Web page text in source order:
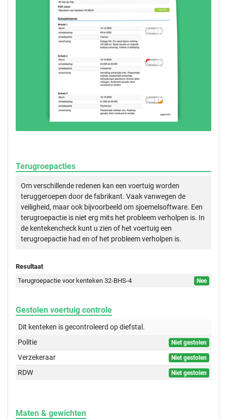
Terugroepacties
Om verschillende redenen kan een voertuig worden
teruggeroepen door de fabrikant. Vaak vanwegen de
veiligheid, maar ook bijvoorbeeld om sjoemelsoftware. Een
terugroepactie is niet erg mits het probleem verholpen is. In
de kentekencheck kunt u zien of het voertuig een
terugroepactie had en of het probleem verholpen is.
Resultaat
Terugroepactie voor kenteken 32-BHS-4
Nee
Gestolen voertuig controle
Dit kenteken is gecontroleerd opdiefstal.
Politie
Niet gestolen
Verzekeraar Niet gestolen
RDW Niet gestolen
Maten & gewichten